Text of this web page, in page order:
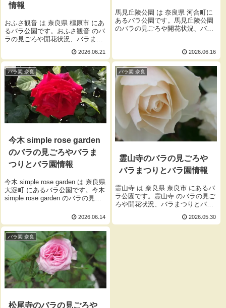
情報
おふさ観音 は 奈良県 橿原市 にあ
るバラ公園です。おふさ観音 のバ
ラの見ごろや開花状況、バラまつ
2026.06.21
馬見丘陵公園 は 奈良県 河合町に
あるバラ公園です。馬見丘陵公園
のバラの見ごろや開花状況、バラ
2026.06.16
バラ園 奈良
今木 simple rose garden
のバラの見ごろやバラま
つりとバラ園情報
今木 simple rose garden は 奈良県
大淀町 にあるバラ公園です。今木
simple rose garden のバラの見ご
園の開園時間、入園料をご紹介し
2026.06.14
バラ園 奈良
霊山寺のバラの見ごろや
バラまつりとバラ園情報
霊山寺 は 奈良県 奈良市 にあるバ
ラ公園です。霊山寺 のバラの見ご
ろや開花状況、バラまつりとバラ
2026.05.30
バラ園 奈良
松尾寺のバラの見ごろや